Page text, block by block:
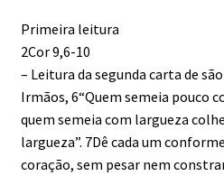
Primeira leitura
2Cor 9,6-10
– Leitura da segunda carta de
Irmãos, 6“Quem semeia pouco
quem semeia com largueza
largueza”. 7Dê cada um
coração, sem pesar nem